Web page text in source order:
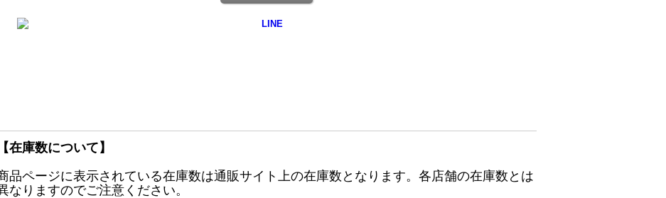
【在庫数について】
品ページに表示されている在庫数は通販サイト上の在庫数となります。各店舗の在庫数とは
なりますのでご注意ください。